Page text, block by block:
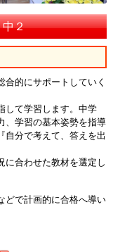
２
的にサポートしていく
して学習します。中学
、学習の基本姿勢を指導
自分で考えて、答えを出
に合わせた教材を選定し
どで計画的に合格へ導い